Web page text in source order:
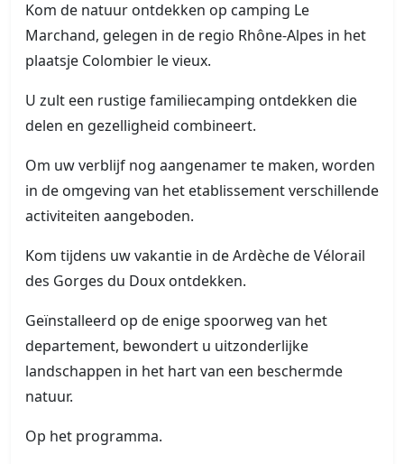
Kom de natuur ontdekken op camping Le
Marchand, gelegen in de regio Rhône-Alpes in het
plaatsje Colombier le vieux.
U zult een rustige familiecamping ontdekken die
delen en gezelligheid combineert.
Om uw verblijf nog aangenamer te maken, worden
in de omgeving van het etablissement verschillende
activiteiten aangeboden.
Kom tijdens uw vakantie in de Ardèche de Vélorail
des Gorges du Doux ontdekken.
Geïnstalleerd op de enige spoorweg van het
departement, bewondert u uitzonderlijke
landschappen in het hart van een beschermde
natuur.
Op het programma.